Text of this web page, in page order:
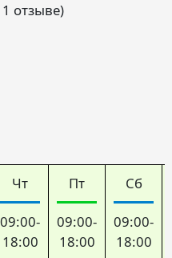
отзыве)
Чт
09:00-
18:00
Пт
09:00-
18:00
Сб
09:00-
18:00